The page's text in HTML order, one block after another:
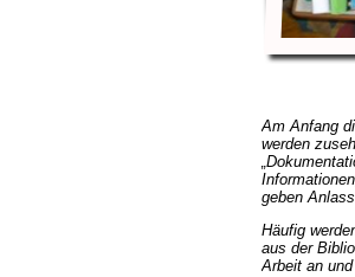
Am Anfang
werden
Informationen,
geben
Häufig
aus der
Arbeit an